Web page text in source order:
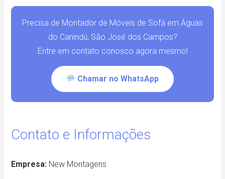
Precisa de Montador de Móveis de Sofá em Águas
do Canindú, São José dos Campos?
Entre em contato conosco agora mesmo!
Chamar no WhatsApp
Contato e Informações
Empresa: New Montagens